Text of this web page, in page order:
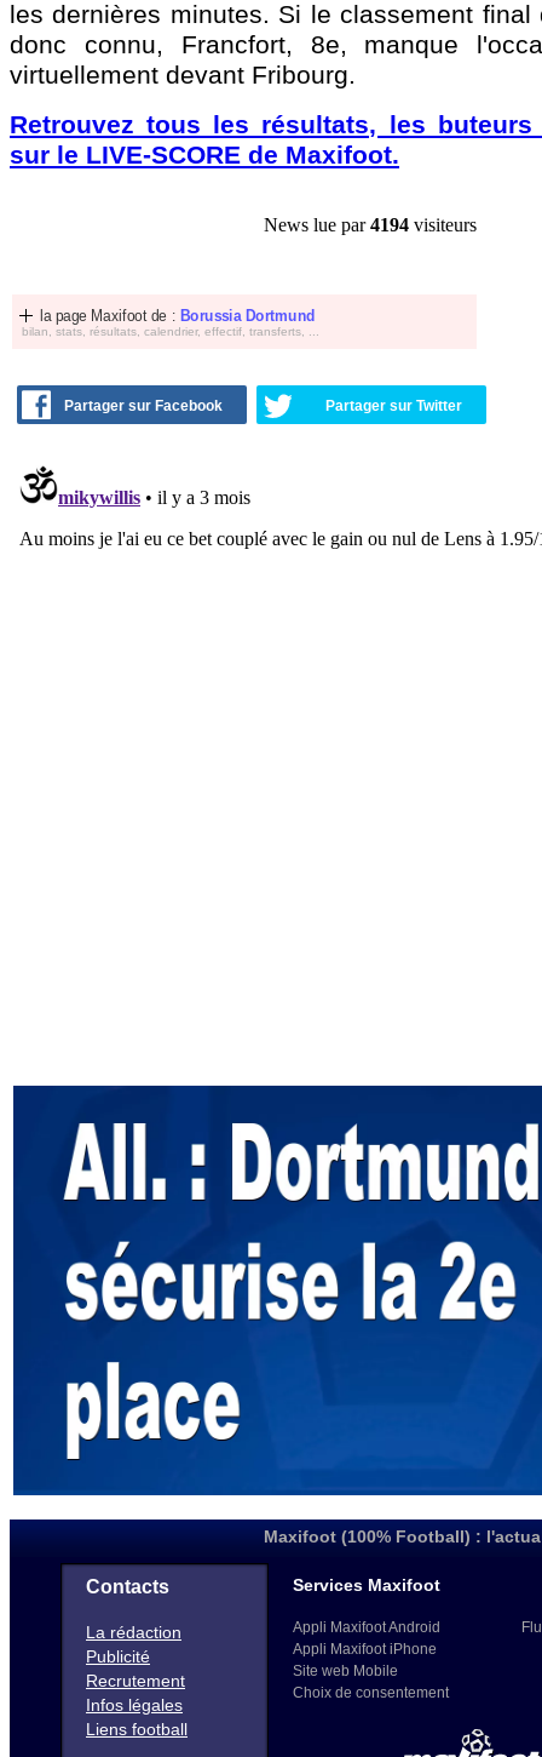
les dernières minutes. Si le classement final
donc connu, Francfort, 8e, manque
virtuellement devant Fribourg.
Retrouvez tous les résultats, les buteurs
sur le LIVE-SCORE de Maxifoot.
News lue par4194 visiteurs
la page Maxifoot de : Borussia Dortmund
bilan, stats, résultats, calendrier, effectif, transferts, ...
Partager sur Facebook Partager sur Twitter
Maxifoot (100% Football) :
Contacts
La rédaction
Publicité
Recrutement
Infos légales
Liens football
Services Maxifoot
Appli Maxifoot Android
Appli Maxifoot iPhone
Site web Mobile
Choix de consentement